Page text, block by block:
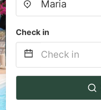
Check in
Navigate
to